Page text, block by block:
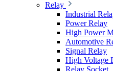
Relay
Industrial
Power Relay
High Power
Automotive
Signal Relay
High Voltage
Relay Socket